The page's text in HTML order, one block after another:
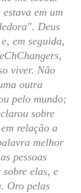
em um
Deus
em seguida,
viver. Não
outra
pelo mundo;
sobre
relação a
melhor
pessoas
elas, e
Oro pelas